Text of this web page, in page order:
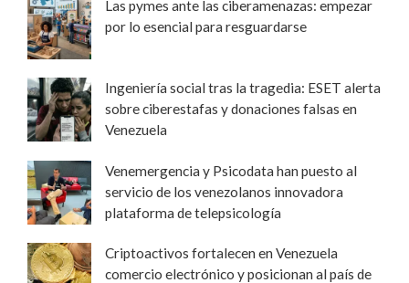
Las pymes ante las ciberamenazas: empezar
por lo esencial para resguardarse
Ingeniería social tras la tragedia: ESET alerta
sobre ciberestafas y donaciones falsas en
Venezuela
Venemergencia y Psicodata han puesto al
servicio de los venezolanos innovadora
plataforma de telepsicología
Criptoactivos fortalecen en Venezuela
comercio electrónico y posicionan al país de